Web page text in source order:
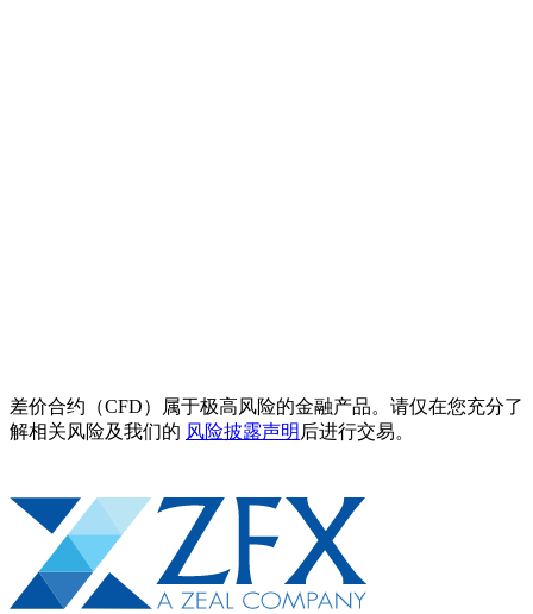
差价合约（CFD）属于极高风险的金融产品。请仅在您充分了
解相关风险及我们的 风险披露声明 后进行交易。